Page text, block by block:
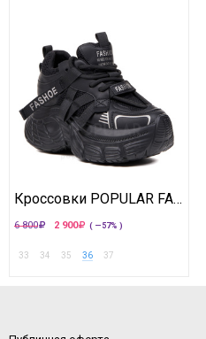
Кроссовки POPULAR FASHION
6 800 2 900 ( —57% )
33 34 35 36 37